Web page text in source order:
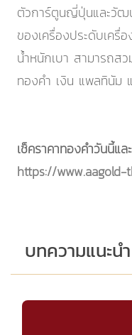
ตัวการ์ตูนญี่ปุ่นและวัฒ
ของเครื่องประดับเครื่
น้ำหนักเบา สามารถสว
ทองคำ เงิน แพลทินัม
เช็คราคาทองคำวันนี้แ
https://
บทความแนะนำ